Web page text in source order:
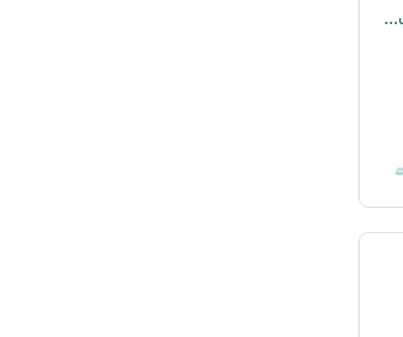
استراحة للبيع في شارع قيس ابن عصمة ابن مالك, حي السكب, مدينة المدينة المنورة, منطقة المدينة المنورة